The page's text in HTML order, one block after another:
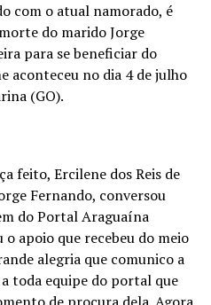
com o atual namorado, é
do marido Jorge
para se beneficiar do
aconteceu no dia 4 de julho
(GO).
feito, Ercilene dos Reis de
Fernando, conversou
do Portal Araguaína
apoio que recebeu do meio
alegria que comunico a
toda equipe do portal que